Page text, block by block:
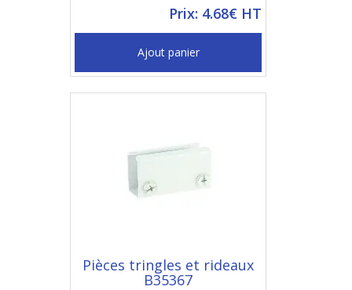
Prix: 4.68€ HT
Ajout panier
Pièces tringles et rideaux
B35367